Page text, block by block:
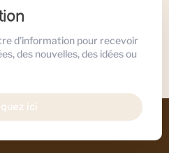
d'information pour recevoir
des nouvelles, des idées ou
ici